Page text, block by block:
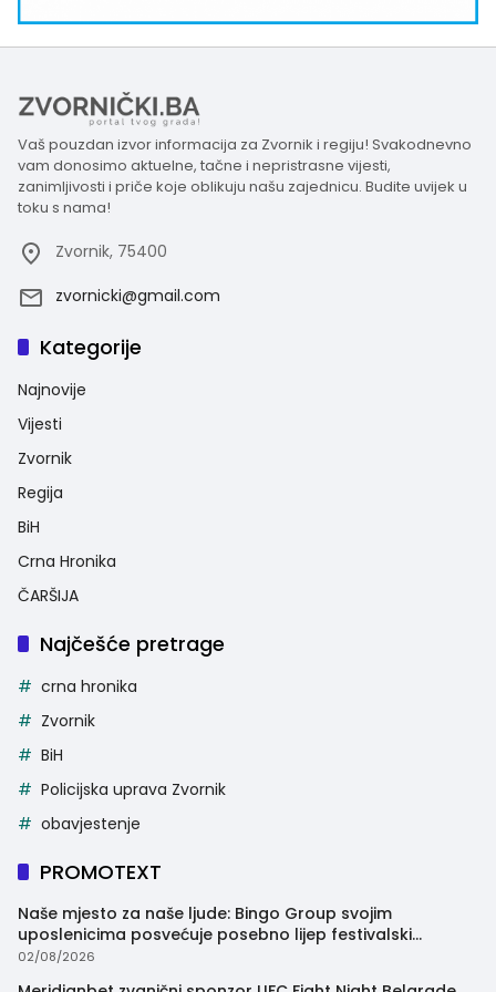
Vaš pouzdan izvor informacija za Zvornik i regiju! Svakodnevno
vam donosimo aktuelne, tačne i nepristrasne vijesti,
zanimljivosti i priče koje oblikuju našu zajednicu. Budite uvijek u
toku s nama!
Zvornik, 75400
zvornicki@gmail.com
Kategorije
Najnovije
Vijesti
Zvornik
Regija
BiH
Crna Hronika
ČARŠIJA
Najčešće pretrage
crna hronika
Zvornik
BiH
Policijska uprava Zvornik
obavjestenje
PROMOTEXT
Naše mjesto za naše ljude: Bingo Group svojim
uposlenicima posvećuje posebno lijep festivalski
trenutak
02/08/2026